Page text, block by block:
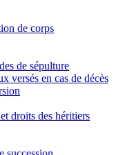
de corps
de sépulture
versés en cas de décès
droits des héritiers